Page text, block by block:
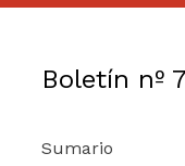
Boletín nº
Sumario